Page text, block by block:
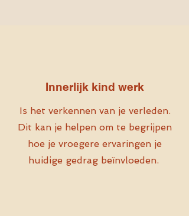
Innerlijk kind werk
Is het verkennen van je verleden.
Dit kan je helpen om te begrijpen
hoe je vroegere ervaringen je
huidige gedrag beïnvloeden.